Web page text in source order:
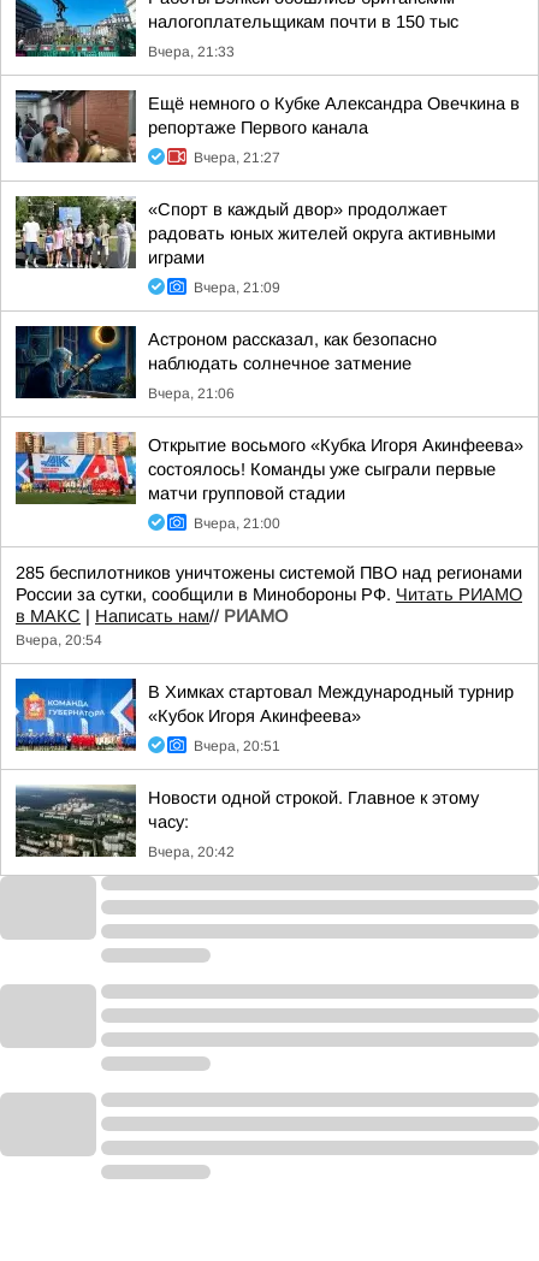
налогоплательщикам почти в 150 тыс
Вчера, 21:33
Ещё немного о Кубке Александра Овечкина в
репортаже Первого канала
Вчера, 21:27
«Спорт в каждый двор» продолжает
радовать юных жителей округа активными
играми
Вчера, 21:09
Астроном рассказал, как безопасно
наблюдать солнечное затмение
Вчера, 21:06
Открытие восьмого «Кубка Игоря Акинфеева»
состоялось! Команды уже сыграли первые
матчи групповой стадии
Вчера, 21:00
285 беспилотников уничтожены системой ПВО над регионами
России за сутки, сообщили в Минобороны РФ. Читать РИАМО
в МАКС | Написать нам// РИАМО
Вчера, 20:54
В Химках стартовал Международный турнир
«Кубок Игоря Акинфеева»
Вчера, 20:51
Новости одной строкой. Главное к этому
часу:
Вчера, 20:42